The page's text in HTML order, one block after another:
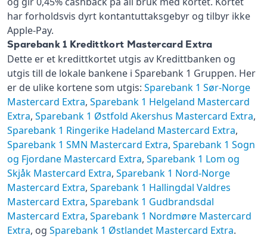
har forholdsvis dyrt kontantuttaksgebyr og tilbyr ikke
Apple-Pay.
Sparebank 1 Kredittkort Mastercard Extra
Dette er et kredittkortet utgis av Kredittbanken og
utgis till de lokale bankene i Sparebank 1 Gruppen. Her
er de ulike kortene som utgis: Sparebank 1 Sør-Norge
Mastercard Extra, Sparebank 1 Helgeland Mastercard
Extra, Sparebank 1 Østfold Akershus Mastercard Extra,
Sparebank 1 Ringerike Hadeland Mastercard Extra,
Sparebank 1 SMN Mastercard Extra, Sparebank 1 Sogn
og Fjordane Mastercard Extra, Sparebank 1 Lom og
Skjåk Mastercard Extra, Sparebank 1 Nord-Norge
Mastercard Extra, Sparebank 1 Hallingdal Valdres
Mastercard Extra, Sparebank 1 Gudbrandsdal
Mastercard Extra, Sparebank 1 Nordmøre Mastercard
Extra, og Sparebank 1 Østlandet Mastercard Extra.